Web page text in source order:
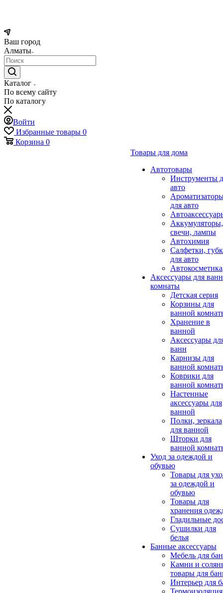
Ваш город
Алматы
Каталог
По всему сайту
По каталогу
Войти
Избранные товары 0
Корзина 0
Товары для дома
Автотовары
Инструменты
авто
для авто
Аккумуляторы,
свечи, лампы
Автохимия
Салфетки,
для авто
Автокосметика
Аксессуары для
комнаты
Детская серия
Корзины для
ванной
Хранение в
ванной
Аксессуары
ванн
Карнизы для
ванной
Коврики для
ванной
Настенные
аксессуары для
ванной
Полки, зеркала
для ванной
Шторки для
ванной
Уход за одеждой и
обувью
Товары для
за одеждой и
обувью
Товары для
хранения
Гладильные
Сушилки для
белья
Банные аксессуары
Мебель для
Камни и
товары для
Интерьер для